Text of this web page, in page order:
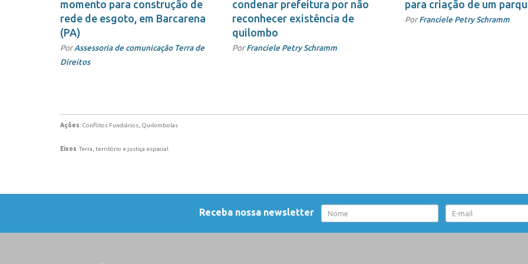
momento para construção de
rede de esgoto, em Barcarena
(PA)
PorAssessoria de comunicação Terra de
Direitos
condenar prefeitura por não
reconhecer existência de
quilombo
PorFranciele Petry Schramm
para criação de um
PorFranciele Petry Schramm
Ações: Conflitos Fundiários, Quilombolas
Eixos: Terra, território e justiça espacial
Receba nossa newsletter